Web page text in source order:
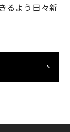
るよう日々新